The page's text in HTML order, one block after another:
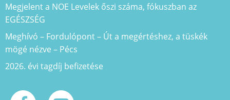
Megjelent a NOE Levelek őszi száma, fókuszban az
EGÉSZSÉG
Meghívó – Fordulópont – Út a megértéshez, a tüskék
mögé nézve – Pécs
2026. évi tagdíj befizetése